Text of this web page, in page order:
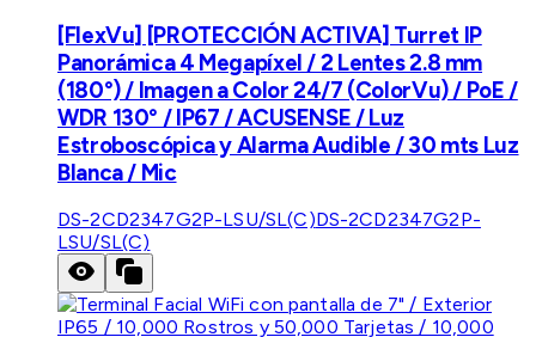
[FlexVu] [PROTECCIÓN ACTIVA] Turret IP
Panorámica 4 Megapíxel / 2 Lentes 2.8 mm
(180°) / Imagen a Color 24/7 (ColorVu) / PoE /
WDR 130° / IP67 / ACUSENSE / Luz
Estroboscópica y Alarma Audible / 30 mts Luz
Blanca / Mic
DS-2CD2347G2P-LSU/SL(C)DS-2CD2347G2P-
LSU/SL(C)